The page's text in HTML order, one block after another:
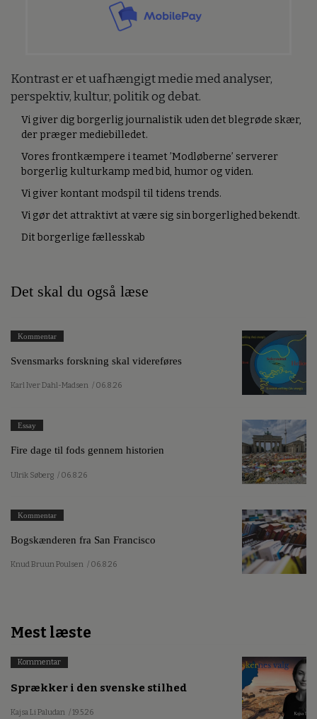
Kontrast er et uafhængigt medie med analyser,
perspektiv, kultur, politik og debat.
Vi giver dig borgerlig journalistik uden det blegrøde skær,
der præger mediebilledet.
Vores frontkæmpere i teamet ’Modløberne’ serverer
borgerlig kulturkamp med bid, humor og viden.
Vi giver kontant modspil til tidens trends.
Vi gør det attraktivt at være sig sin borgerlighed bekendt.
Dit borgerlige fællesskab
Det skal du også læse
Kommentar
Svensmarks forskning skal videreføres
Karl Iver Dahl-Madsen / 06.8.26
Essay
Fire dage til fods gennem historien
Ulrik Søberg / 06.8.26
Kommentar
Bogskænderen fra San Francisco
Knud Bruun Poulsen / 06.8.26
Mest læste
Kommentar
Sprækker i den svenske stilhed
Kajsa Li Paludan / 19.5.26